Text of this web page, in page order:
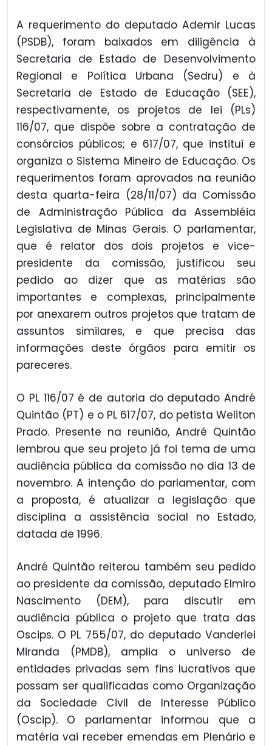
A requerimento do deputado Ademir Lucas
(PSDB), foram baixados em diligência à
Secretaria de Estado de Desenvolvimento
Regional e Política Urbana (Sedru) e à
Secretaria de Estado de Educação (SEE),
respectivamente, os projetos de lei (PLs)
116/07, que dispõe sobre a contratação de
consórcios públicos; e 617/07, que institui e
organiza o Sistema Mineiro de Educação. Os
requerimentos foram aprovados na reunião
desta quarta-feira (28/11/07) da Comissão
de Administração Pública da Assembléia
Legislativa de Minas Gerais. O parlamentar,
que é relator dos dois projetos e vice-
presidente da comissão, justificou seu
pedido ao dizer que as matérias são
importantes e complexas, principalmente
por anexarem outros projetos que tratam de
assuntos similares, e que precisa das
informações deste órgãos para emitir os
pareceres.
O PL 116/07 é de autoria do deputado André
Quintão (PT) e o PL 617/07, do petista Weliton
Prado. Presente na reunião, André Quintão
lembrou que seu projeto já foi tema de uma
audiência pública da comissão no dia 13 de
novembro. A intenção do parlamentar, com
a proposta, é atualizar a legislação que
disciplina a assistência social no Estado,
datada de 1996.
André Quintão reiterou também seu pedido
ao presidente da comissão, deputado Elmiro
Nascimento (DEM), para discutir em
audiência pública o projeto que trata das
Oscips. O PL 755/07, do deputado Vanderlei
Miranda (PMDB), amplia o universo de
entidades privadas sem fins lucrativos que
possam ser qualificadas como Organização
da Sociedade Civil de Interesse Público
(Oscip). O parlamentar informou que a
matéria vai receber emendas em Plenário e